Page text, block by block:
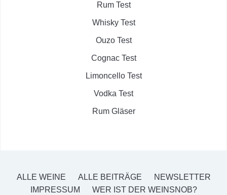
Rum Test
Whisky Test
Ouzo Test
Cognac Test
Limoncello Test
Vodka Test
Rum Gläser
ALLE WEINE ALLE BEITRÄGE
NEWSLETTER
IMPRESSUM
WER IST DER WEINSNOB?